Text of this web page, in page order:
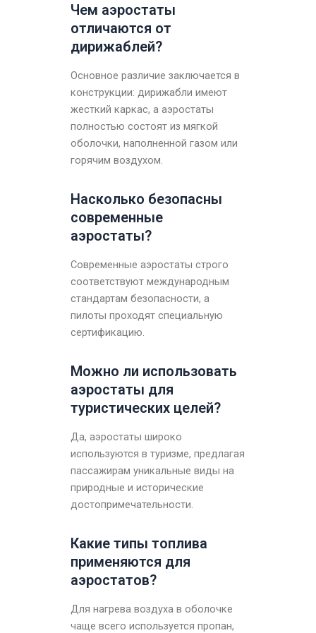
Чем аэростаты
отличаются от
дирижаблей?
Основное различие заключается в
конструкции: дирижабли имеют
жесткий каркас, а аэростаты
полностью состоят из мягкой
оболочки, наполненной газом или
горячим воздухом.
Насколько безопасны
современные
аэростаты?
Современные аэростаты строго
соответствуют международным
стандартам безопасности, а
пилоты проходят специальную
сертификацию.
Можно ли использовать
аэростаты для
туристических целей?
Да, аэростаты широко
используются в туризме, предлагая
пассажирам уникальные виды на
природные и исторические
достопримечательности.
Какие типы топлива
применяются для
аэростатов?
Для нагрева воздуха в оболочке
чаще всего используется пропан,